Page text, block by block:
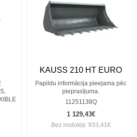
KAUSS 210 HT EURO
Papildu informācija pieejama pēc
pieprasījuma.
11251138Q
1 129,43€
Bez nodokļa: 933,41€